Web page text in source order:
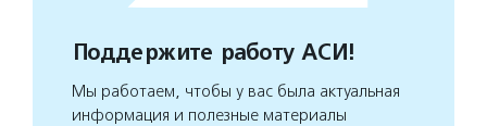
Поддержите работу АСИ!
Мы работаем, чтобы у вас была актуальная
информация и полезные материалы